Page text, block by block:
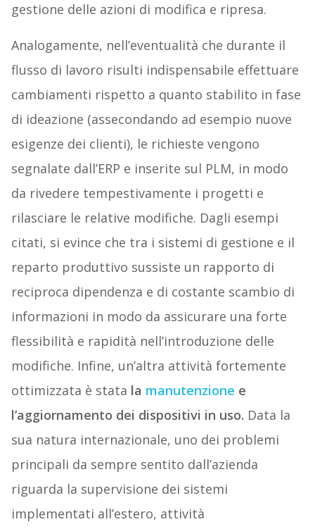
gestione delle azioni di modifica e ripresa.
Analogamente, nell’eventualità che durante il
flusso di lavoro risulti indispensabile effettuare
cambiamenti rispetto a quanto stabilito in fase
di ideazione (assecondando ad esempio nuove
esigenze dei clienti), le richieste vengono
segnalate dall’ERP e inserite sul PLM, in modo
da rivedere tempestivamente i progetti e
rilasciare le relative modifiche. Dagli esempi
citati, si evince che tra i sistemi di gestione e il
reparto produttivo sussiste un rapporto di
reciproca dipendenza e di costante scambio di
informazioni in modo da assicurare una forte
flessibilità e rapidità nell’introduzione delle
modifiche. Infine, un’altra attività fortemente
ottimizzata è stata la manutenzione e
l’aggiornamento dei dispositivi in uso. Data la
sua natura internazionale, uno dei problemi
principali da sempre sentito dall’azienda
riguarda la supervisione dei sistemi
implementati all’estero, attività